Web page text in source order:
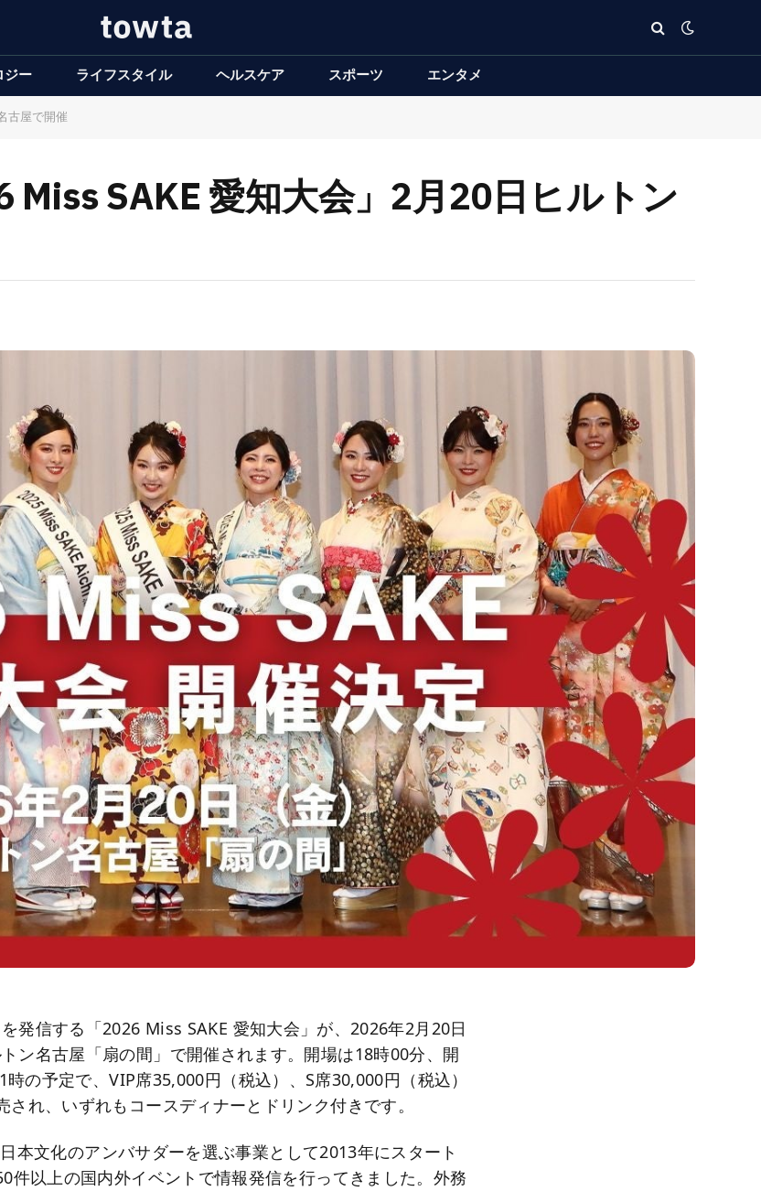
ジー ライフスタイル ヘルスケア スポーツ エンタメ
古屋で開催
Miss SAKE 愛知大会」2月20日ヒルトン
発信する「2026 Miss SAKE 愛知大会」が、2026年2月20日
ン名古屋「扇の間」で開催されます。開場は18時00分、開
の予定で、VIP席35,000円（税込）、S席30,000円（税込）
れ、いずれもコースディナーとドリンク付きです。
本文化のアンバサダーを選ぶ事業として2013年にスタート
件以上の国内外イベントで情報発信を行ってきました。外務